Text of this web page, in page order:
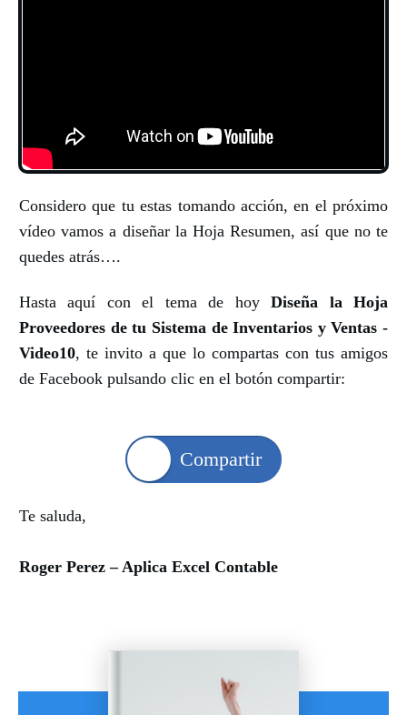
Considero que tu estas tomando acción, en el próximo
vídeo vamos a diseñar la Hoja Resumen, así que no te
quedes atrás….
Hasta aquí con el tema de hoyDiseña la Hoja
Proveedores de tu Sistema de Inventarios y Ventas -
Video10, te invito a que lo compartas con tus amigos
de Facebook pulsando clic en el botón compartir:
Compartir
Te saluda,
Roger Perez – Aplica Excel Contable